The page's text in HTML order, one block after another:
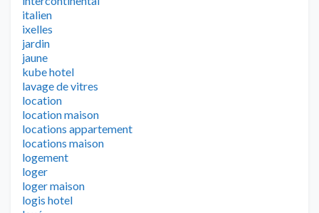
italien
ixelles
jardin
jaune
kube hotel
lavage de vitres
location
location maison
locations appartement
locations maison
logement
loger
loger maison
logis hotel